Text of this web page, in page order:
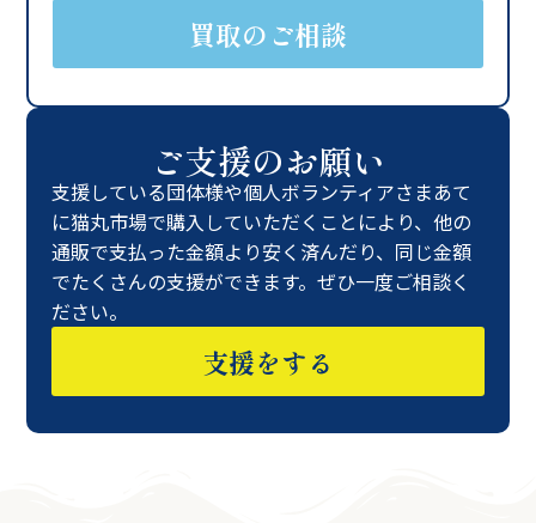
買取のご相談
ご支援のお願い
支援している団体様や個人ボランティアさまあて
に猫丸市場で購入していただくことにより、他の
通販で支払った金額より安く済んだり、同じ金額
でたくさんの支援ができます。ぜひ一度ご相談く
ださい。
支援をする